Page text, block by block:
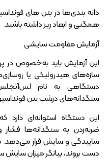
دانه‌ بندی‌ها در بتن‌ های
همگنی و ابعاد ریز داشته باشند.
آزمایش مقاومت سایشی
این آزمایش باید به‌خصوص در
سازه‌های هیدرولیکی یا
دستگاهی به نام
سنگدانه‌های درشت بتن
این دستگاه استوانه‌ای
ضربه‌زدن به سنگدانه‌ها
ساییدگی و سایش قرار می‌دهد.
دست بروند، بیانگر میزان